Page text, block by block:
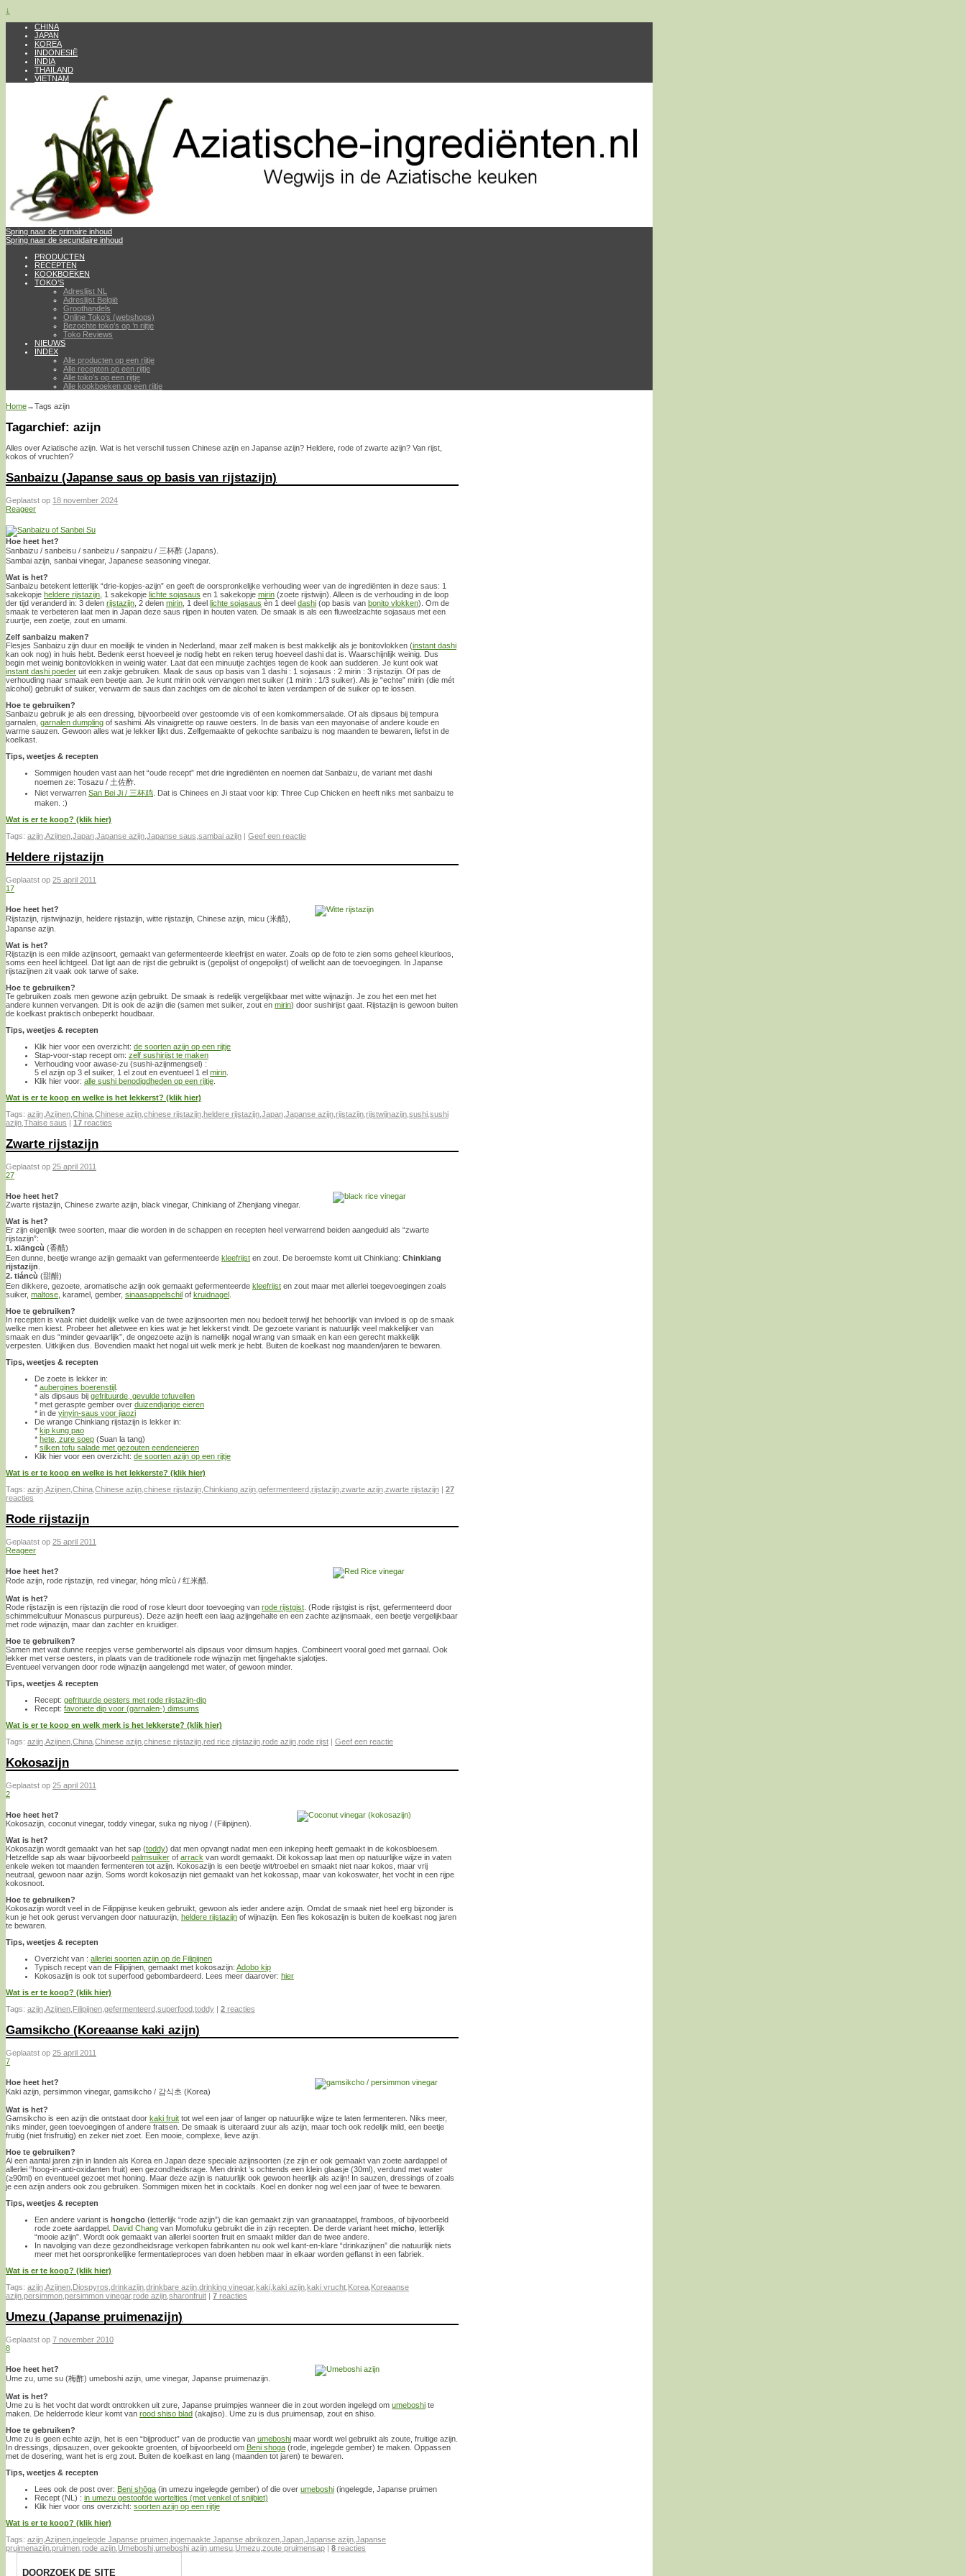
↓
CHINA
JAPAN
KOREA
INDONESIË
INDIA
THAILAND
VIETNAM
Spring naar de primaire inhoud
Spring naar de secundaire inhoud
PRODUCTEN
RECEPTEN
KOOKBOEKEN
TOKO’S
Adreslijst NL
Adreslijst België
Groothandels
Online Toko’s (webshops)
Bezochte toko’s op ’n rijtje
Toko Reviews
NIEUWS
INDEX
Alle producten op een rijtje
Alle recepten op een rijtje
Alle toko’s op een rijtje
Alle kookboeken op een rijtje
Home→Tags azijn
Tagarchief: azijn
Alles over Aziatische azijn. Wat is het verschil tussen Chinese azijn en Japanse azijn? Heldere, rode of zwarte azijn? Van rijst,
kokos of vruchten?
Sanbaizu (Japanse saus op basis van rijstazijn)
Geplaatst op 18 november 2024
Reageer
Hoe heet het?
Sanbaizu / sanbeisu / sanbeizu / sanpaizu / 三杯酢 (Japans).
Sambai azijn, sanbai vinegar, Japanese seasoning vinegar.
Wat is het?
Sanbaizu betekent letterlijk “drie-kopjes-azijn” en geeft de oorspronkelijke verhouding weer van de ingrediënten in deze saus: 1
sakekopje heldere rijstazijn , 1 sakekopje lichte sojasaus en 1 sakekopje mirin (zoete rijstwijn). Alleen is de verhouding in de loop
der tijd veranderd in: 3 delen rijstazijn , 2 delen mirin , 1 deel lichte sojasaus èn 1 deel dashi (op basis van bonito vlokken). Om de
smaak te verbeteren laat men in Japan deze saus rijpen in houten vaten. De smaak is als een fluweelzachte sojasaus met een
zuurtje, een zoetje, zout en umami.
Zelf sanbaizu maken?
Flesjes Sanbaizu zijn duur en moeilijk te vinden in Nederland, maar zelf maken is best makkelijk als je bonitovlokken (instant dashi
kan ook nog) in huis hebt. Bedenk eerst hoeveel je nodig hebt en reken terug hoeveel dashi dat is. Waarschijnlijk weinig. Dus
begin met weinig bonitovlokken in weinig water. Laat dat een minuutje zachtjes tegen de kook aan sudderen. Je kunt ook wat
instant dashi poeder uit een zakje gebruiken. Maak de saus op basis van 1 dashi : 1 sojasaus : 2 mirin : 3 rijstazijn. Of pas de
verhouding naar smaak een beetje aan. Je kunt mirin ook vervangen met suiker (1 mirin : 1/3 suiker). Als je “echte” mirin (die mét
alcohol) gebruikt of suiker, verwarm de saus dan zachtjes om de alcohol te laten verdampen of de suiker op te lossen.
Hoe te gebruiken?
Sanbaizu gebruik je als een dressing, bijvoorbeeld over gestoomde vis of een komkommersalade. Of als dipsaus bij tempura
garnalen, garnalen dumpling of sashimi. Als vinaigrette op rauwe oesters. In de basis van een mayonaise of andere koude en
warme sauzen. Gewoon alles wat je lekker lijkt dus. Zelfgemaakte of gekochte sanbaizu is nog maanden te bewaren, liefst in de
koelkast.
Tips, weetjes & recepten
Sommigen houden vast aan het “oude recept” met drie ingrediënten en noemen dat Sanbaizu, de variant met dashi
noemen ze: Tosazu / 土佐酢.
Niet verwarren San Bei Ji / 三杯鸡 . Dat is Chinees en Ji staat voor kip: Three Cup Chicken en heeft niks met sanbaizu te
maken. :)
Wat is er te koop? (klik hier)
Tags: azijn Azijnen Japan Japanse azijn Japanse saus sambai azijn Geef een reactie
Heldere rijstazijn
Geplaatst op 25 april 2011
17
Hoe heet het?
Rijstazijn, rijstwijnazijn, heldere rijstazijn, witte rijstazijn, Chinese azijn, micu (米醋),
Japanse azijn.
Wat is het?
Rijstazijn is een milde azijnsoort, gemaakt van gefermenteerde kleefrijst en water. Zoals op de foto te zien soms geheel kleurloos,
soms een heel lichtgeel. Dat ligt aan de rijst die gebruikt is (gepolijst of ongepolijst) of wellicht aan de toevoegingen. In Japanse
rijstazijnen zit vaak ook tarwe of sake.
Hoe te gebruiken?
Te gebruiken zoals men gewone azijn gebruikt. De smaak is redelijk vergelijkbaar met witte wijnazijn. Je zou het een met het
andere kunnen vervangen. Dit is ook de azijn die (samen met suiker, zout en mirin) door sushirijst gaat. Rijstazijn is gewoon buiten
de koelkast praktisch onbeperkt houdbaar.
Tips, weetjes & recepten
Klik hier voor een overzicht: de soorten azijn op een rijtje
Stap-voor-stap recept om: zelf sushirijst te maken
Verhouding voor awase-zu (sushi-azijnmengsel) :
5 el azijn op 3 el suiker, 1 el zout en eventueel 1 el mirin
Klik hier voor: alle sushi benodigdheden op een rijtje
Wat is er te koop en welke is het lekkerst? (klik hier)
Tags: azijn Azijnen China Chinese azijn chinese rijstazijn heldere rijstazijn Japan Japanse azijn rijstazijn rijstwijnazijn sushi sushi
azijn Thaise saus 17 reacties
Zwarte rijstazijn
Geplaatst op 25 april 2011
27
Hoe heet het?
Zwarte rijstazijn, Chinese zwarte azijn, black vinegar, Chinkiang of Zhenjiang vinegar.
Wat is het?
Er zijn eigenlijk twee soorten, maar die worden in de schappen en recepten heel verwarrend beiden aangeduid als “zwarte
rijstazijn”:
1. xiāngcù (香醋)
Een dunne, beetje wrange azijn gemaakt van gefermenteerde kleefrijst en zout. De beroemste komt uit Chinkiang: Chinkiang
rijstazijn
2. tiáncù (甜醋)
Een dikkere, gezoete, aromatische azijn ook gemaakt gefermenteerde kleefrijst en zout maar met allerlei toegevoegingen zoals
suiker, maltose , karamel, gember, sinaasappelschil of kruidnagel
Hoe te gebruiken?
In recepten is vaak niet duidelijk welke van de twee azijnsoorten men nou bedoelt terwijl het behoorlijk van invloed is op de smaak
welke men kiest. Probeer het alletwee en kies wat je het lekkerst vindt. De gezoete variant is natuurlijk veel makkelijker van
smaak en dus “minder gevaarlijk”, de ongezoete azijn is namelijk nogal wrang van smaak en kan een gerecht makkelijk
verpesten. Uitkijken dus. Bovendien maakt het nogal uit welk merk je hebt. Buiten de koelkast nog maanden/jaren te bewaren.
Tips, weetjes & recepten
De zoete is lekker in:
* aubergines boerenstijl
* als dipsaus bij gefrituurde, gevulde tofuvellen
* met geraspte gember over duizendjarige eieren
* in de yinyin-saus voor jiaozi
De wrange Chinkiang rijstazijn is lekker in:
* kip kung pao
* hete, zure soep (Suan la tang)
* silken tofu salade met gezouten eendeneieren
Klik hier voor een overzicht: de soorten azijn op een rijtje
Wat is er te koop en welke is het lekkerste? (klik hier)
Tags: azijn Azijnen China Chinese azijn chinese rijstazijn Chinkiang azijn gefermenteerd rijstazijn zwarte azijn zwarte rijstazijn
27
reacties
Rode rijstazijn
Geplaatst op 25 april 2011
Reageer
Hoe heet het?
Rode azijn, rode rijstazijn, red vinegar, hóng mǐcù / 红米醋.
Wat is het?
Rode rijstazijn is een rijstazijn die rood of rose kleurt door toevoeging van rode rijstgist . (Rode rijstgist is rijst, gefermenteerd door
schimmelcultuur Monascus purpureus). Deze azijn heeft een laag azijngehalte en een zachte azijnsmaak, een beetje vergelijkbaar
met rode wijnazijn, maar dan zachter en kruidiger.
Hoe te gebruiken?
Samen met wat dunne reepjes verse gemberwortel als dipsaus voor dimsum hapjes. Combineert vooral goed met garnaal. Ook
lekker met verse oesters, in plaats van de traditionele rode wijnazijn met fijngehakte sjalotjes.
Eventueel vervangen door rode wijnazijn aangelengd met water, of gewoon minder.
Tips, weetjes & recepten
Recept: gefrituurde oesters met rode rijstazijn-dip
Recept: favoriete dip voor (garnalen-) dimsums
Wat is er te koop en welk merk is het lekkerste? (klik hier)
Tags: azijn Azijnen China Chinese azijn chinese rijstazijn red rice rijstazijn rode azijn rode rijst Geef een reactie
Kokosazijn
Geplaatst op 25 april 2011
2
Hoe heet het?
Kokosazijn, coconut vinegar, toddy vinegar, suka ng niyog / (Filipijnen).
Wat is het?
Kokosazijn wordt gemaakt van het sap (toddy) dat men opvangt nadat men een inkeping heeft gemaakt in de kokosbloesem.
Hetzelfde sap als waar bijvoorbeeld palmsuiker of arrack van wordt gemaakt. Dit kokossap laat men op natuurlijke wijze in vaten
enkele weken tot maanden fermenteren tot azijn. Kokosazijn is een beetje wit/troebel en smaakt niet naar kokos, maar vrij
neutraal, gewoon naar azijn. Soms wordt kokosazijn niet gemaakt van het kokossap, maar van kokoswater, het vocht in een rijpe
kokosnoot.
Hoe te gebruiken?
Kokosazijn wordt veel in de Filippijnse keuken gebruikt, gewoon als ieder andere azijn. Omdat de smaak niet heel erg bijzonder is
kun je het ook gerust vervangen door natuurazijn, heldere rijstazijn of wijnazijn. Een fles kokosazijn is buiten de koelkast nog jaren
te bewaren.
Tips, weetjes & recepten
Overzicht van : allerlei soorten azijn op de Filipijnen
Typisch recept van de Filipijnen, gemaakt met kokosazijn: Adobo kip
Kokosazijn is ook tot superfood gebombardeerd. Lees meer daarover: hier
Wat is er te koop? (klik hier)
Tags: azijn Azijnen Filipijnen gefermenteerd superfood toddy 2 reacties
Gamsikcho (Koreaanse kaki azijn)
Geplaatst op 25 april 2011
7
Hoe heet het?
Kaki azijn, persimmon vinegar, gamsikcho / 감식초 (Korea)
Wat is het?
Gamsikcho is een azijn die ontstaat door kaki fruit tot wel een jaar of langer op natuurlijke wijze te laten fermenteren. Niks meer,
niks minder, geen toevoegingen of andere fratsen. De smaak is uiteraard zuur als azijn, maar toch ook redelijk mild, een beetje
fruitig (niet frisfruitig) en zeker niet zoet. Een mooie, complexe, lieve azijn.
Hoe te gebruiken?
Al een aantal jaren zijn in landen als Korea en Japan deze speciale azijnsoorten (ze zijn er ook gemaakt van zoete aardappel of
allerlei “hoog-in-anti-oxidanten fruit) een gezondheidsrage. Men drinkt ’s ochtends een klein glaasje (30ml), verdund met water
(≥90ml) en eventueel gezoet met honing. Maar deze azijn is natuurlijk ook gewoon heerlijk als azijn! In sauzen, dressings of zoals
je een azijn anders ook zou gebruiken. Sommigen mixen het in cocktails. Koel en donker nog wel een jaar of twee te bewaren.
Tips, weetjes & recepten
Een andere variant is hongcho (letterlijk “rode azijn”) die kan gemaakt zijn van granaatappel, framboos, of bijvoorbeeld
rode zoete aardappel. David Chang van Momofuku gebruikt die in zijn recepten. De derde variant heet micho , letterlijk
“mooie azijn”. Wordt ook gemaakt van allerlei soorten fruit en smaakt milder dan de twee andere.
In navolging van deze gezondheidsrage verkopen fabrikanten nu ook wel kant-en-klare “drinkazijnen” die natuurlijk niets
meer met het oorspronkelijke fermentatieproces van doen hebben maar in elkaar worden geflanst in een fabriek.
Wat is er te koop? (klik hier)
Tags: azijn Azijnen Diospyros drinkazijn drinkbare azijn drinking vinegar,kaki kaki azijn kaki vrucht Korea Koreaanse
azijn persimmon persimmon vinegar,rode azijn sharonfruit | 7 reacties
Umezu (Japanse pruimenazijn)
Geplaatst op 7 november 2010
8
Hoe heet het?
Ume zu, ume su (梅酢) umeboshi azijn, ume vinegar, Japanse pruimenazijn.
Wat is het?
Ume zu is het vocht dat wordt onttrokken uit zure, Japanse pruimpjes wanneer die in zout worden ingelegd om umeboshi te
maken. De helderrode kleur komt van rood shiso blad (akajiso). Ume zu is dus pruimensap, zout en shiso.
Hoe te gebruiken?
Ume zu is geen echte azijn, het is een “bijproduct” van de productie van umeboshi maar wordt wel gebruikt als zoute, fruitige azijn.
In dressings, dipsauzen, over gekookte groenten, of bijvoorbeeld om Beni shoga (rode, ingelegde gember) te maken. Oppassen
met de dosering, want het is erg zout. Buiten de koelkast en lang (maanden tot jaren) te bewaren.
Tips, weetjes & recepten
Lees ook de post over: Beni shōga (in umezu ingelegde gember) of die over umeboshi (ingelegde, Japanse pruimen
Recept (NL) : in umezu gestoofde worteltjes (met venkel of snijbiet)
Klik hier voor ons overzicht: soorten azijn op een rijtje
Wat is er te koop? (klik hier)
Tags: azijn Azijnen ingelegde Japanse pruimen ingemaakte Japanse abrikozen Japan Japanse azijn Japanse
pruimenazijn pruimen rode azijn Umeboshi umeboshi azijn umesu Umezu zoute pruimensap | 8 reacties
DOORZOEK DE SITE